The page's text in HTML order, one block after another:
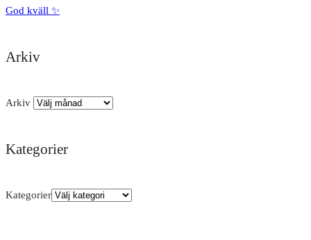
God kväll ✨
Arkiv
Arkiv
Kategorier
Kategorier